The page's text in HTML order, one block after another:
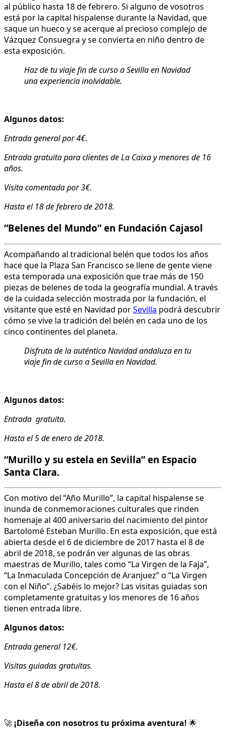
al público hasta 18 de febrero. Si alguno de vosotros
está por la capital hispalense durante la Navidad, que
saque un hueco y se acerque al precioso complejo de
Vázquez Consuegra y se convierta en niño dentro de
esta exposición.
Haz de tu viaje fin de curso a Sevilla en Navidad
una experiencia inolvidable.
Algunos datos:
Entrada general por 4€.
Entrada gratuita para clientes de La Caixa y menores de 16
años.
Visita comentada por 3€.
Hasta el 18 de febrero de 2018.
“Belenes del Mundo” en Fundación Cajasol
Acompañando al tradicional belén que todos los años
hace que la Plaza San Francisco se llene de gente viene
esta temporada una exposición que trae más de 150
piezas de belenes de toda la geografía mundial. A través
de la cuidada selección mostrada por la fundación, el
visitante que esté en Navidad porSevilla podrá descubrir
cómo se vive la tradición del belén en cada uno de los
cinco continentes del planeta.
Disfruta de la auténtica Navidad andaluza en tu
viaje fin de curso a Sevilla en Navidad.
Algunos datos:
Entrada gratuita.
Hasta el 5 de enero de 2018.
“Murillo y su estela en Sevilla” en Espacio
Santa Clara.
Con motivo del “Año Murillo”, la capital hispalense se
inunda de conmemoraciones culturales que rinden
homenaje al 400 aniversario del nacimiento del pintor
Bartolomé Esteban Murillo. En esta exposición, que está
abierta desde el 6 de diciembre de 2017 hasta el 8 de
abril de 2018, se podrán ver algunas de las obras
maestras de Murillo, tales como “La Virgen de la Faja”,
“La Inmaculada Concepción de Aranjuez” o “La Virgen
con el Niño”. ¿Sabéis lo mejor? Las visitas guiadas son
completamente gratuitas y los menores de 16 años
tienen entrada libre.
Algunos datos:
Entrada general 12€.
Visitas guiadas gratuitas.
Hasta el 8 de abril de 2018.
🚀 ¡Diseña con nosotros tu próxima aventura! 🌟